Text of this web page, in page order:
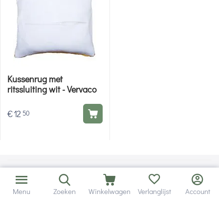
Kussenrug met
ritssluiting wit - Vervaco
€12 50
Menu Zoeken Winkelwagen Verlanglijst Account